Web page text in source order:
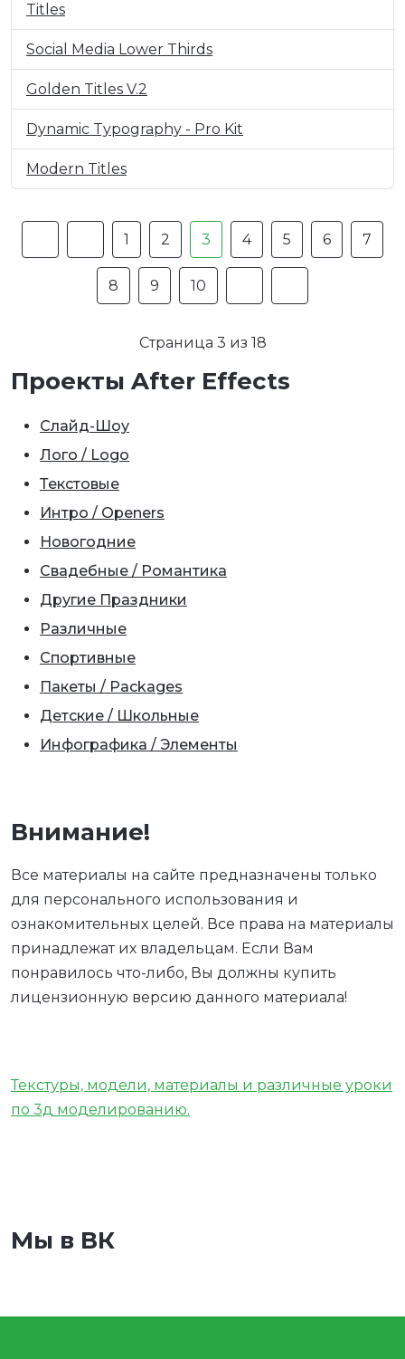
Titles
Social Media Lower Thirds
Golden Titles V.2
Dynamic Typography - Pro Kit
Modern Titles
1 2 3 4 5 6 7
8 9 10
Страница 3 из 18
Проекты After Effects
Слайд-Шоу
Лого / Logo
Текстовые
Интро / Openers
Новогодние
Свадебные / Романтика
Другие Праздники
Различные
Спортивные
Пакеты / Packages
Детские / Школьные
Инфографика / Элементы
Внимание!
Все материалы на сайте предназначены только
для персонального использования и
ознакомительных целей. Все права на материалы
принадлежат их владельцам. Если Вам
понравилось что-либо, Вы должны купить
лицензионную версию данного материала!
Текстуры, модели, материалы и различные уроки
по 3д моделированию.
Мы в ВК